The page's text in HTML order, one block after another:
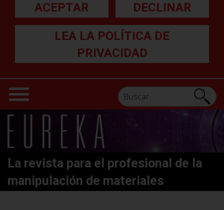
ACEPTAR DECLINAR
LEA LA POLÍTICA DE
PRIVACIDAD
La revista para el profesional de la
manipulación de materiales